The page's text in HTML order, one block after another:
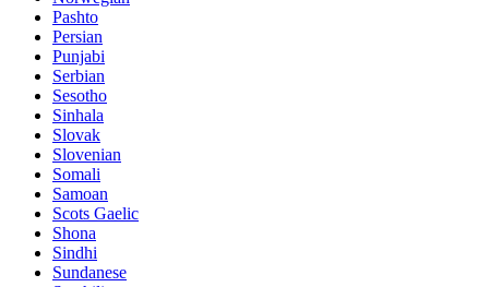
Pashto
Persian
Punjabi
Serbian
Sesotho
Sinhala
Slovak
Slovenian
Somali
Samoan
Scots Gaelic
Shona
Sindhi
Sundanese